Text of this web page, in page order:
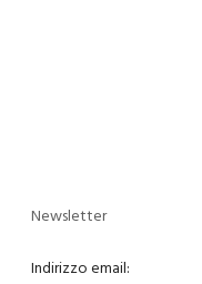
Newsletter
Indirizzo email: